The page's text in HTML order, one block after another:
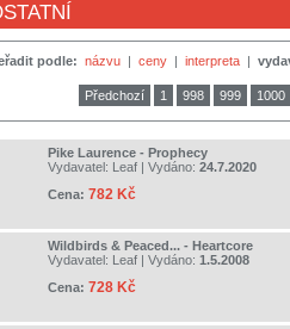
podle: názvu | ceny | interpreta |
Předchozí 1 998 999 1000
Pike Laurence - Prophecy
Vydavatel: Leaf | Vydáno: 24.7.2020
Cena: 782 Kč
Wildbirds & Peaced... - Heartcore
Vydavatel: Leaf | Vydáno: 1.5.2008
Cena: 728 Kč